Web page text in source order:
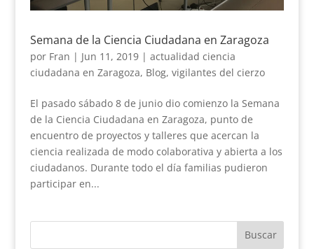
Semana de la Ciencia Ciudadana en Zaragoza
por Fran | Jun 11, 2019| actualidad ciencia
ciudadana en Zaragoza, Blog, vigilantes del cierzo
El pasado sábado 8 de junio dio comienzo la Semana
de la Ciencia Ciudadana en Zaragoza, punto de
encuentro de proyectos y talleres que acercan la
ciencia realizada de modo colaborativa y abierta a los
ciudadanos. Durante todo el día familias pudieron
participar en...